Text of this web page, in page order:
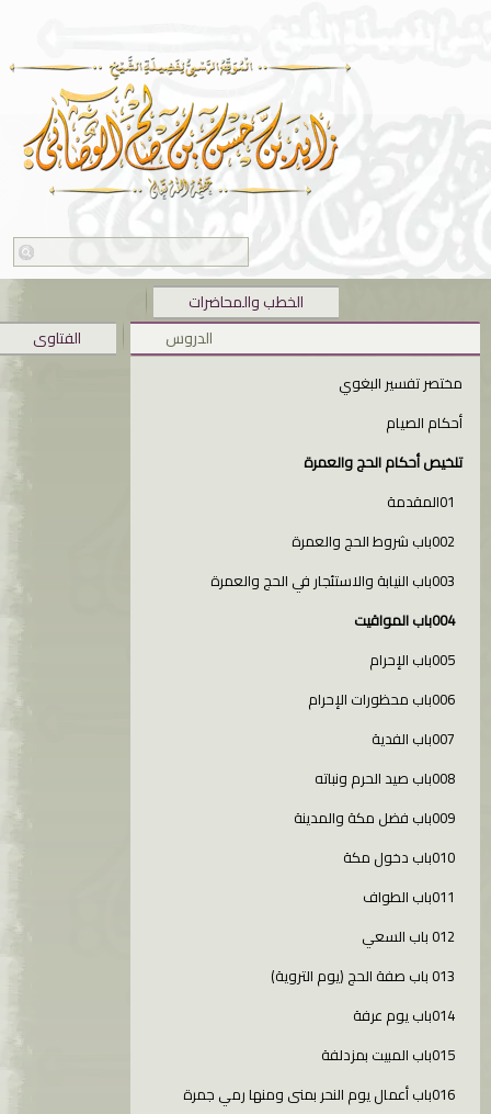
الخطب والمحاضرات
الدروس
مختصر تفسير البغوي
أحكام الصيام
تلخيص أحكام الحج والعمرة
01المقدمة
002باب شروط الحج والعمرة
003باب النيابة والاستئجار في الحج والعمرة
004باب المواقيت
005باب الإحرام
006باب محظورات الإحرام
007باب الفدية
008باب صيد الحرم ونباته
009باب فضل مكة والمدينة
010باب دخول مكة
011باب الطواف
012 باب السعي
013 باب صفة الحج (يوم التروية)
014باب يوم عرفة
015باب المبيت بمزدلفة
016باب أعمال يوم النحر بمنى ومنها رمي جمرة
الفتاوى